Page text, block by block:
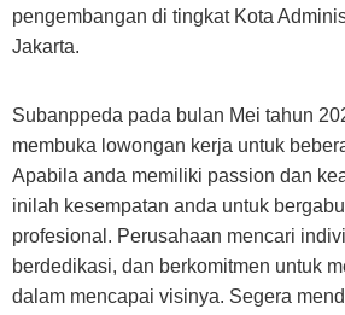
pengembangan di tingkat Kota
Jakarta.
Subanppeda pada bulan Mei tahun
membuka lowongan kerja untuk
Apabila anda memiliki passion dan
inilah kesempatan anda untuk
profesional. Perusahaan mencari
berdedikasi, dan berkomitmen untuk
dalam mencapai visinya. Segera